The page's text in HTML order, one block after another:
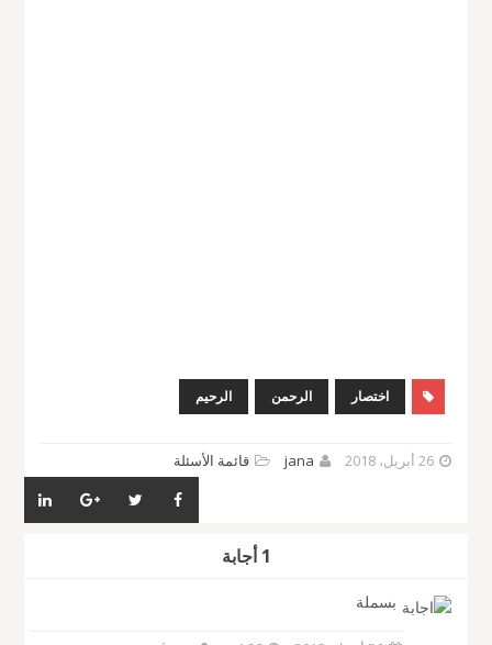
اختصار الرحمن الرحيم
26 أبريل، 2018 jana قائمة الأسئلة
1 أجابة
بسملة